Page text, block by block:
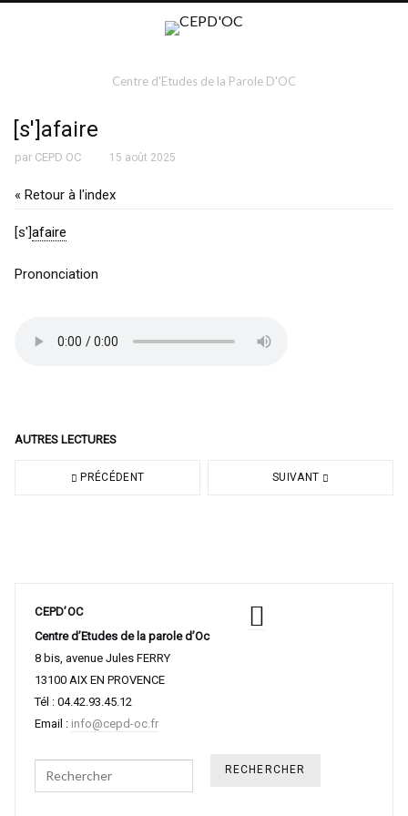
Centre d'Etudes de la Parole D'OC
[s']afaire
par CEPD OC 15 août 2025
« Retour à l'index
[s']afaire
Prononciation
AUTRES LECTURES
PRÉCÉDENT SUIVANT
CEPD’OC
Centre d’Etudes de la parole d’Oc
8 bis, avenue Jules FERRY
13100 AIX EN PROVENCE
Tél : 04.42.93.45.12
Email : info@cepd-oc.fr
Search